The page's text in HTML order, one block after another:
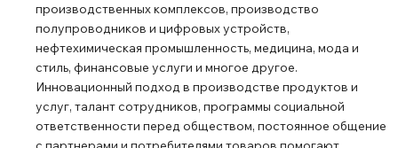
производственных комплексов, производство
полупроводников и цифровых устройств,
нефтехимическая промышленность, медицина, мода и
стиль, финансовые услуги и многое другое.
Инновационный подход в производстве продуктов и
услуг, талант сотрудников, программы социальной
ответственности перед обществом, постоянное общение